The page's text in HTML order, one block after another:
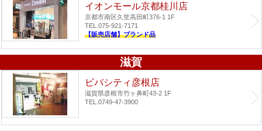
イオンモール京都桂川店
京都市南区久世高田町376-1 1F
TEL.075-921-7171
【販売店舗】ブランド品
滋賀
ビバシティ彦根店
滋賀県彦根市竹ヶ鼻町43-2 1F
TEL.0749-47-3900